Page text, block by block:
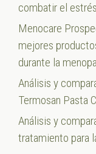
combatir el estrés
Menocare
mejores
durante la
Análisis y
Termosan Pasta
Análisis y
tratamiento para